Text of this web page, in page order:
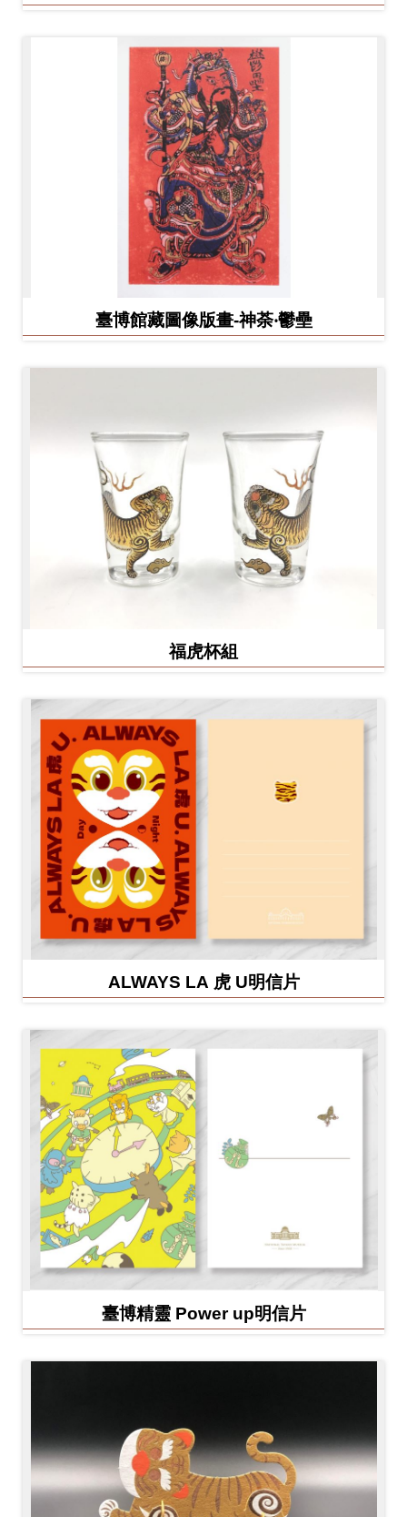
臺博館藏圖像版畫-神荼‧鬱壘
福虎杯組
ALWAYS LA 虎 U明信片
臺博精靈 Power up明信片